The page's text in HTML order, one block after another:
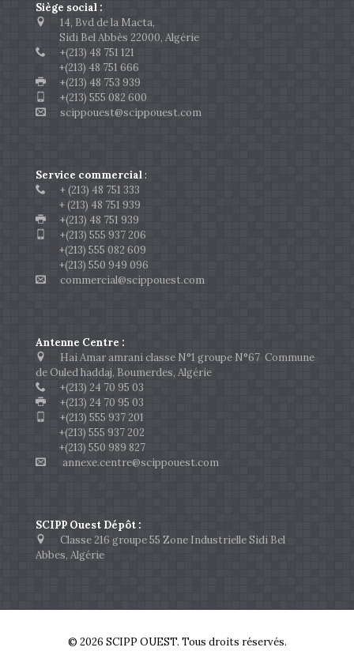
Siège social :
14, Bvd de la Macta,
Sidi Bel Abbès 22000, Algérie
+(213) 48 751 121
+(213) 48 751 666
+(213) 48 753 939
+(213) 555 082 600
scippouest@scippouest.com
Service commercial:
+ (213) 48 751 333
+ (213) 48 751 939
+(213) 48 751 939
+(213) 555 937 206
+(213) 555 082 609
+(213) 550 949 096
commercial@scippouest.com
Antenne Centre :
Hai Amar amrani classe N°1 groupe N°67 Commune
de Ouled haddaj, Boumerdes, Algérie
+(213) 24 70 95 03
+(213) 24 70 95 03
+(213) 555 937 201
+(213) 555 937 202
+(213) 550 989 827
annexe.centre@scippouest.com
SCIPP Ouest Dépôt :
Classe 216 groupe 55 Zone Industrielle Sidi Bel
Abbes, Algérie
© 2026 SCIPP OUEST. Tous droits réservés.